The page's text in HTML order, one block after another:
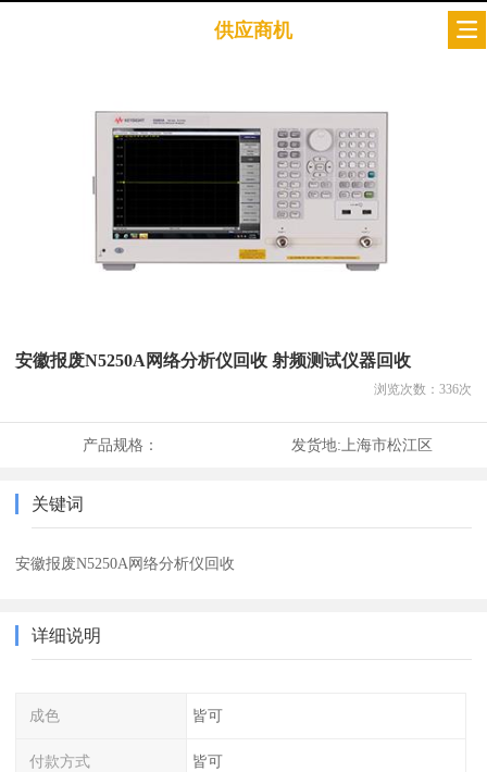
供应商机
安徽报废N5250A网络分析仪回收 射频测试仪器回收
浏览次数： 336次
产品规格： 发货地:上海市松江区
关键词
安徽报废N5250A网络分析仪回收
详细说明
成色 皆可
付款方式 皆可